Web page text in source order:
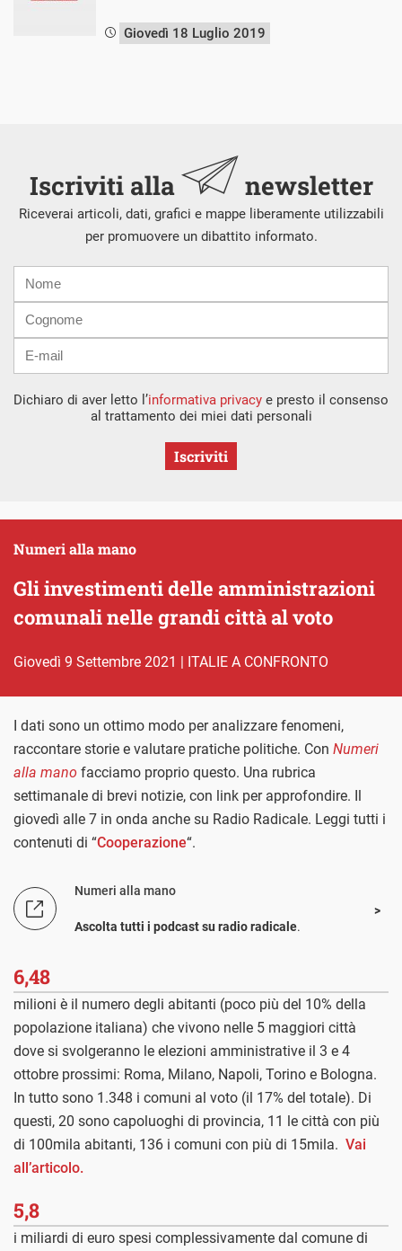
Giovedì 18 Luglio 2019
Iscriviti alla newsletter
Riceverai articoli, dati, grafici e mappe liberamente utilizzabili
per promuovere un dibattito informato.
mail
Dichiaro di aver letto l’informativa privacy e presto il consenso
al trattamento dei miei dati personali
Iscriviti
Gli investimenti delle amministrazioni
comunali nelle grandi città al voto
Numeri alla mano
giovedì 9 Settembre 2021 | ITALIE A CONFRONTO
I dati sono un ottimo modo per analizzare fenomeni,
raccontare storie e valutare pratiche politiche. Con Numeri
alla mano facciamo proprio questo. Una rubrica
settimanale di brevi notizie, con link per approfondire. Il
giovedì alle 7 in onda anche su Radio Radicale. Leggi tutti i
contenuti di “Cooperazione“.
Numeri alla mano
Ascolta tutti i podcast su radio radicale.
6,48
milioni è il numero degli abitanti (poco più del 10% della
popolazione italiana) che vivono nelle 5 maggiori città
dove si svolgeranno le elezioni amministrative il 3 e 4
ottobre prossimi: Roma, Milano, Napoli, Torino e Bologna.
In tutto sono 1.348 i comuni al voto (il 17% del totale). Di
questi, 20 sono capoluoghi di provincia, 11 le città con più
di 100mila abitanti, 136 i comuni con più di 15mila. Vai
all’articolo.
5,8
i miliardi di euro spesi complessivamente dal comune di